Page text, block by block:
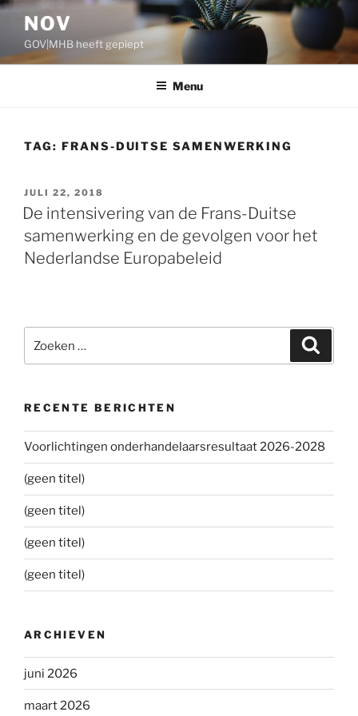
Ga
inhoud
NOV
GOV|MHB heeft gepiept
Menu
TAG: FRANS-DUITSE SAMENWERKING
GEPLAATST
OP
JULI 22, 2018
De intensivering van de Frans-Duitse
samenwerking en de gevolgen voor het
Nederlandse Europabeleid
naar:
RECENTE BERICHTEN
Voorlichtingen onderhandelaarsresultaat 2026-2028
(geen titel)
(geen titel)
(geen titel)
(geen titel)
ARCHIEVEN
juni 2026
maart 2026